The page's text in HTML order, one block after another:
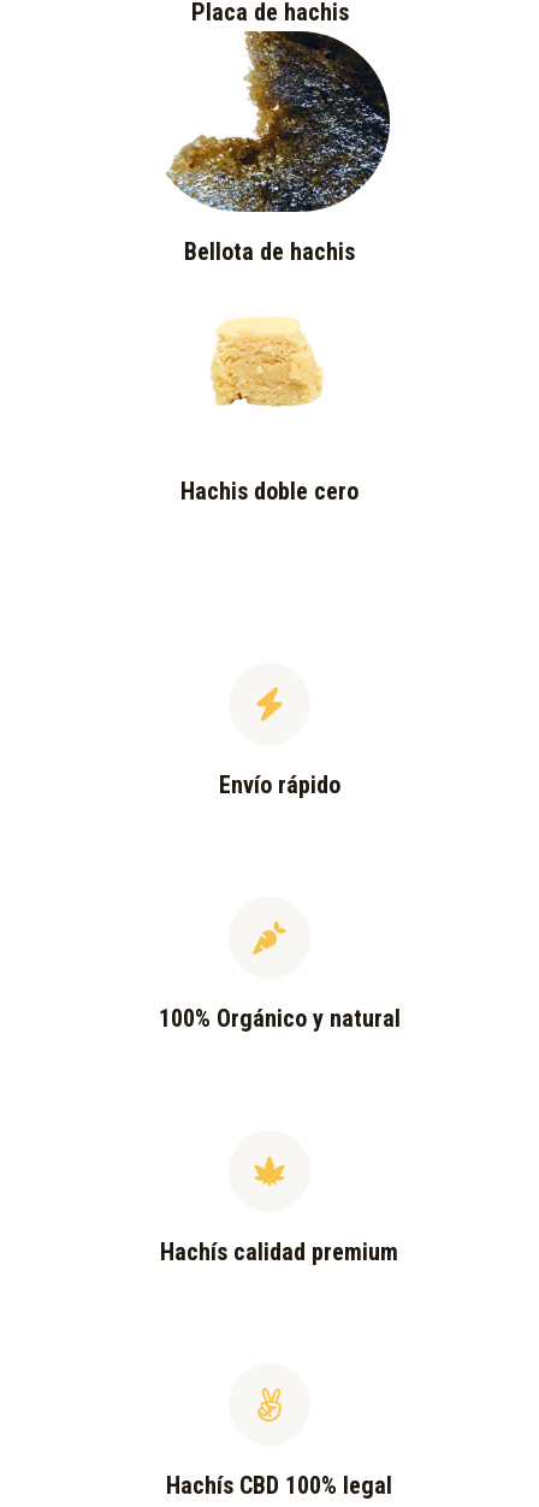
Placa de hachis
Bellota de hachis
Hachis doble cero
Envío rápido
100% Orgánico y natural
Hachís calidad premium
Hachís CBD 100% legal